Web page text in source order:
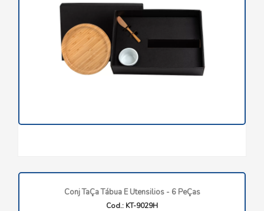
Conj TaÇa Tábua E Utensilios - 6 PeÇas
Cod.: KT-9029H